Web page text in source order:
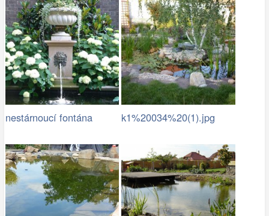
nestárnoucí fontána k1%20034%20(1).jpg